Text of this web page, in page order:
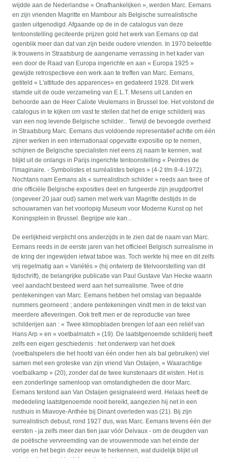
wijdde aan de Nederlandse « Onafhankelijken », werden Marc. Eemans
en zijn vrienden Magritte en Mambour aIs Belgische surrealistische
gasten uitgenodigd. Afgaande op de in de catalogus van deze
tentoonstelling geciteerde prijzen gold het werk van Eemans op dat
ogenblik meer dan dat van zijn beide oudere vrienden. In 1970 beleefde
ik trouwens in Straatsburg de aangename verrassing in het kader van
een door de Raad van Europa ingerichte en aan « Europa 1925 »
gewijde retrospectieve een werk aan te treffen van Marc. Eemans,
getiteld « L'attitude des apparences» en gedateerd 1928. Dit werk
stamde uit de oude verzameling van E.L.T. Mesens uit Landen en
behoorde aan de Heer Calixte Veulemans in Brussel toe. Het volstond de
catalogus in te kijken om vast te stellen dat het de enige schilderij was
van een nog levende Belgische schilder... Terwijl de bevoegde overheid
in Straatsburg Marc. Eemans dus voldoende representatief achtte om één
zijner werken in een internationaal opgevatte expositie op te nemen,
schijnen de Belgische specialisten niet eens zij naam te kennen, wat
blijkt uit de onlangs in Parijs ingerichte tentoonstelling « Peintres de
l'imaginaire. - Symbolistes et surréalistes belges » (4-2 t/m 8-4-1972).
Nochtans nam Eemans aIs « surrealistisch schilder » reeds aan twee of
drie officiële Belgische exposities deel en fungeerde zijn jeugdportret
(ongeveer 20 jaar oud) samen met werk van Magritte destijds in de
schouwramen van het voorlopig Museum voor Moderne Kunst op het
Koningsplein in Brussel. Begrijpe wie kan...
De eerlijkheid verplicht ons anderzijds in te zien dat de naam van Marc.
Eemans reeds in de eerste jaren van het officieel Belgisch surrealisme in
de kring der ingewijden ietwat taboe was. Toch werkte hij mee en dit zelfs
vrij regelmatig aan « Variétés » (hij ontwierp de titelvoorstelling van dit
tijdschrift), de belangrijke publicatie van Paul Gustave Van Hecke waarin
veel aandacht besteed werd aan het surrealisme. Twee of drie
pentekeningen van Marc. Eemans hebben het omslag van bepaalde
nummers georneerd ; andere pentekeningen vindt men in de tekst van
meerdere afleveringen. Ook treft men er de reproductie van twee
schilderijen aan : « Twee klimopbladen brengen lof aan een reliëf van
Hans Arp » en « voetbalmatch » (19). De laatstgenoemde schilderij heeft
zelfs een eigen geschiedenis : het onderwerp van het doek
(voetbalspelers die het hoofd van één onder hen als bal gebruiken) viel
samen met een groteske van zijn vriend Van Ostaijen, « Waarachtige
voetbalkamp » (20), zonder dat de twee kunstenaars dit wisten. Het is
een zonderlinge samenloop van omstandigheden die door Marc.
Eemans terstond aan Van Ostaijen gesignaleerd werd. Helaas heeft de
mededeling laatstgenoemde nooit bereikt, aangezien hij net in een
rusthuis in Miavoye-Anthée bij Dinant overleden was (21). Bij zijn
surrealistisch debuut, rond 1927 dus, was Marc. Eemans tevens één der
eersten - ja zelfs meer dan tien jaar vóór Delvaux - om de deugden van
de poëtische vervreemding van de vrouwenmode van het einde der
vorige en het begin dezer eeuw te herkennen, wat duidelijk blijkt uit